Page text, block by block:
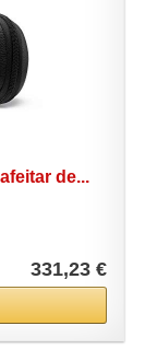
de...
331,23 €